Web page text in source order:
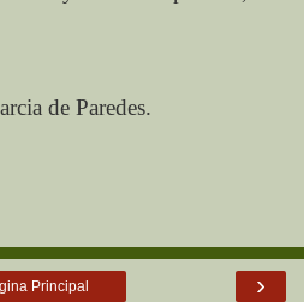
de Paredes.
›
Principal